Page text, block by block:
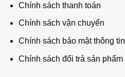
Chính sách thanh toán
Chính sách vận chuyển
Chính sách bảo mật thông tin
Chính sách đổi trả sản phẩm